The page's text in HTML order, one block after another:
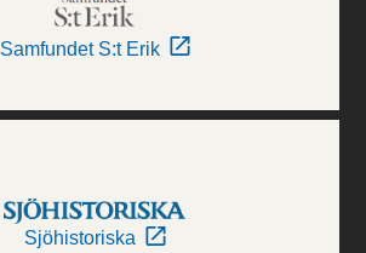
Samfundet S:t Erik
Sjöhistoriska